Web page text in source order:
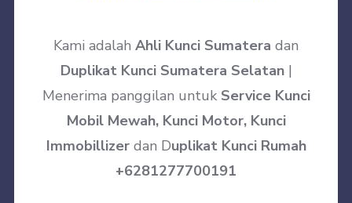
Kami adalah Ahli Kunci Sumatera dan
Duplikat Kunci Sumatera Selatan|
Menerima panggilan untuk Service Kunci
Mobil Mewah, Kunci Motor, Kunci
Immobillizerdan Duplikat Kunci Rumah
+6281277700191